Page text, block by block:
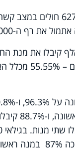
ועומד הבוקר על 6,025.
חוסנו קרוב ל-109 אלף איש,